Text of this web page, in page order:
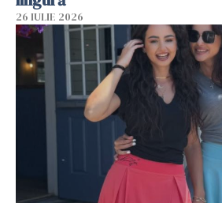
26 IULIE 2026